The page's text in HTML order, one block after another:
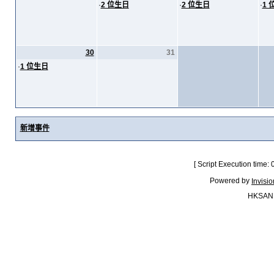
·2 位生日
·2 位生日 ·1
30
·1 位生日
31
新增事件
[ Script Execution
Powered by